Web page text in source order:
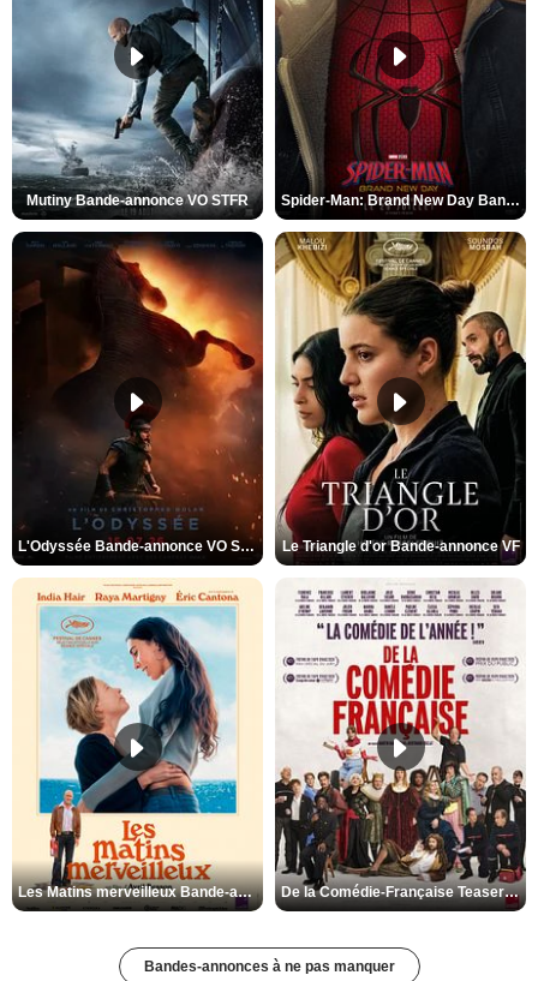
Mutiny Bande-annonce VO STFR Spider-Man: Brand New Day Bande-annonce VO STFR
L'Odyssée Bande-annonce VO STFR Le Triangle d'or Bande-annonce VF
Les Matins merveilleux Bande-annonce VF De la Comédie-Française Teaser VF
Bandes-annonces à ne pas manquer